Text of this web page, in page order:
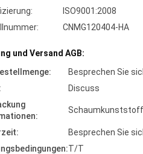
ISO9001:2008
CNMG120404-HA
und Versand AGB:
Besprechen Sie
Discuss
Schaumkunststoff
Besprechen Sie
T/T